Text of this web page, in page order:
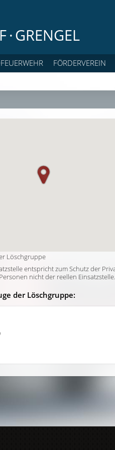
·GRENGEL
FÖRDERVEREIN
Löschgruppe
entspricht zum Schutz der
nicht der reellen Einsatzstelle.
der Löschgruppe: